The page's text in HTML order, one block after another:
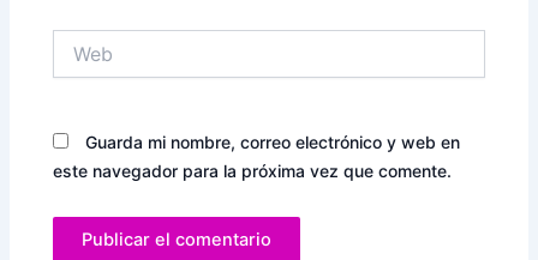
Guarda mi nombre, correo electrónico y web en
este navegador para la próxima vez que comente.